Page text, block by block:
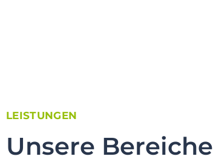
LEISTUNGEN
Unsere Bereiche